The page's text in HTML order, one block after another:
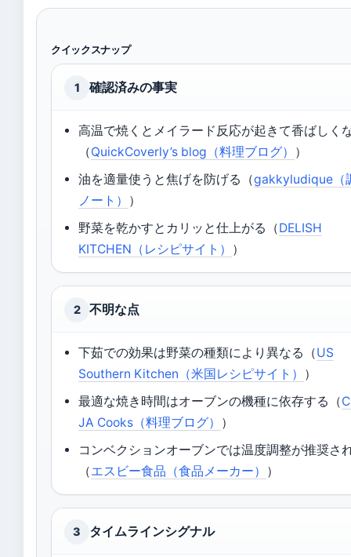
クイックスナップ
1 確認済みの事実
高温で焼くとメイラード反応が起きて香ばしく
（QuickCoverly’s blog（料理ブログ） ）
油を適量使うと焦げを防げる（gakkyludique（
ノート） ）
野菜を乾かすとカリッと仕上がる（DELISH
KITCHEN（レシピサイト） ）
2 不明な点
下茹での効果は野菜の種類により異なる（US
Southern Kitchen（米国レシピサイト） ）
最適な焼き時間はオーブンの機種に依存する（
JA Cooks（料理ブログ） ）
コンベクションオーブンでは温度調整が推奨さ
（エスビー食品（食品メーカー） ）
3 タイムラインシグナル